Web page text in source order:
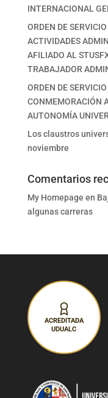
INTERNACIONAL
ORDEN DE
ACTIVIDADES
AFILIADO AL
TRABAJADOR
ORDEN DE
CONMEMORACIÓN
AUTONOMÍA
Los claustros
noviembre
Comentarios
My Homepage en
algunas carreras
ACREDITADA
UDUALC